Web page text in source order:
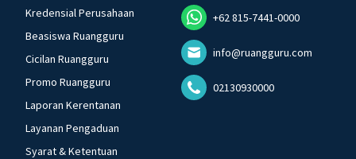
Kredensial Perusahaan
Beasiswa Ruangguru
Cicilan Ruangguru
Promo Ruangguru
Laporan Kerentanan
Layanan Pengaduan
Syarat & Ketentuan
+62 815-7441-0000
info@ruangguru.com
02130930000